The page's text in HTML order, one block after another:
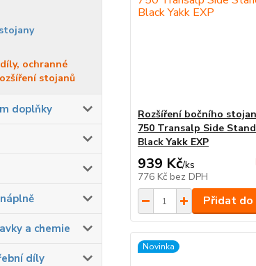
ochranné
stojanů
doplňky
a chemie
díly
Rozšíření bočního
750 Transalp Side
Black Yakk EXP
939 Kč/ks
776 Kč bez DPH
Přidat do
Novinka